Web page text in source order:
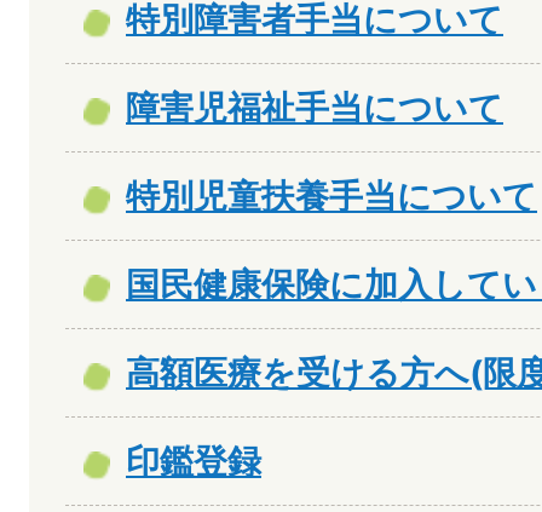
特別障害者手当について
障害児福祉手当について
特別児童扶養手当について
国民健康保険に加入して
高額医療を受ける方へ(限
印鑑登録